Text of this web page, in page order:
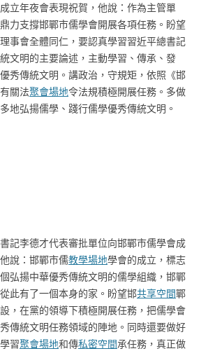
立年夜會表現祝賀，他說：作為主管單
力支撐邯鄲市儒學會開展各項任務。盼望
事會全體同仁，要認真學習習近平總書記
文明的主要論述，主動學習、傳承、發
秀傳統文明。講政治，守規矩，依照《邯
關法聚會場地令法規積極開展任務。多做
地弘揚儒學、踐行儒學優秀傳統文明。
記李德才代表審批單位向邯鄲市儒學會成
說：邯鄲市儒教學場地學會的成立，標志
弘揚中華優秀傳統文明的儒學組織，邯鄲
此有了一個本身的家。盼望邯共享空間鄲
，在黨的領導下積極開展任務，把儒學會
傳統文明任務領域的陣地。同時還要做好
習聚會場地和傳私密空間承任務，真正做